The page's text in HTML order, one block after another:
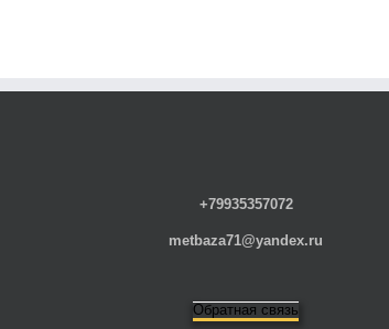
+79935357072
metbaza71@yandex.ru
Обратная связь